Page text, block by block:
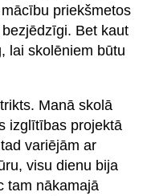
priekšmetos
Bet kaut
lai skolēniem būtu
Manā skolā
izglītības projektā
variējām ar
visu dienu bija
tam nākamajā